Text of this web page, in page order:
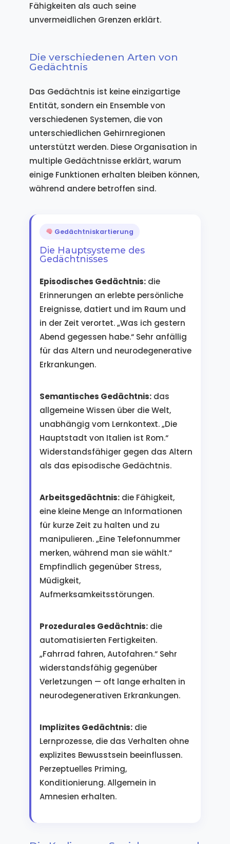
Fähigkeiten als auch seine
unvermeidlichen Grenzen erklärt.
Die verschiedenen Arten von
Gedächtnis
Das Gedächtnis ist keine einzigartige
Entität, sondern ein Ensemble von
verschiedenen Systemen, die von
unterschiedlichen Gehirnregionen
unterstützt werden. Diese Organisation in
multiple Gedächtnisse erklärt, warum
einige Funktionen erhalten bleiben können,
während andere betroffen sind.
Gedächtniskartierung
Die Hauptsysteme des
Gedächtnisses
Episodisches Gedächtnis:die
Erinnerungen an erlebte persönliche
Ereignisse, datiert und im Raum und
in der Zeit verortet. „Was ich gestern
Abend gegessen habe.“ Sehr anfällig
für das Altern und neurodegenerative
Erkrankungen.
Semantisches Gedächtnis:das
allgemeine Wissen über die Welt,
unabhängig vom Lernkontext. „Die
Hauptstadt von Italien ist Rom.“
Widerstandsfähiger gegen das Altern
als das episodische Gedächtnis.
Arbeitsgedächtnis:die Fähigkeit,
eine kleine Menge an Informationen
für kurze Zeit zu halten und zu
manipulieren. „Eine Telefonnummer
merken, während man sie wählt.“
Empfindlich gegenüber Stress,
Müdigkeit,
Aufmerksamkeitsstörungen.
Prozedurales Gedächtnis:die
automatisierten Fertigkeiten.
„Fahrrad fahren, Autofahren.“ Sehr
widerstandsfähig gegenüber
Verletzungen — oft lange erhalten in
neurodegenerativen Erkrankungen.
Implizites Gedächtnis:die
Lernprozesse, die das Verhalten ohne
explizites Bewusstsein beeinflussen.
Perzeptuelles Priming,
Konditionierung. Allgemein in
Amnesien erhalten.